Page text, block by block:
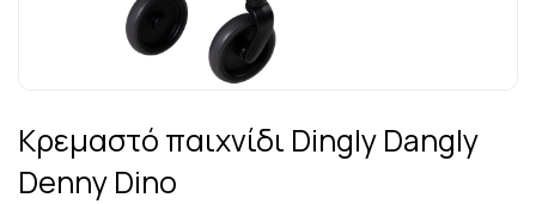
Κρεμαστό παιχνίδι Dingly Dangly
Denny Dino